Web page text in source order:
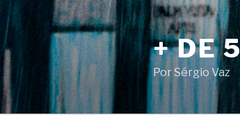
para
o
conteúdo
+ DE
Por Sérgio Vaz